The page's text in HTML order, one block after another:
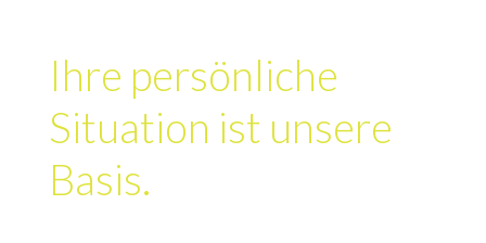
Ihre persönliche
Situation ist unsere
Basis.